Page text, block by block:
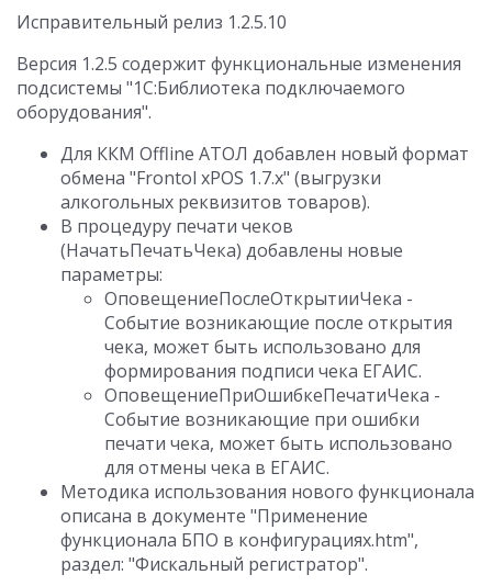
Исправительный релиз 1.2.5.10
Версия 1.2.5 содержит функциональные изменения
подсистемы "1С:Библиотека подключаемого
оборудования".
Для ККМ Offline АТОЛ добавлен новый формат
обмена "Frontol xPOS 1.7.x" (выгрузки
алкогольных реквизитов товаров).
В процедуру печати чеков
(НачатьПечатьЧека) добавлены новые
параметры:
ОповещениеПослеОткрытииЧека -
Событие возникающие после открытия
чека, может быть использовано для
формирования подписи чека ЕГАИС.
ОповещениеПриОшибкеПечатиЧека -
Событие возникающие при ошибки
печати чека, может быть использовано
для отмены чека в ЕГАИС.
Методика использования нового функционала
описана в документе "Применение
функционала БПО в конфигурациях.htm",
раздел: "Фискальный регистратор".